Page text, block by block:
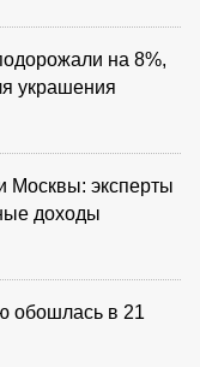
на 8%,
украшения
Москвы: эксперты
доходы
обошлась в 21